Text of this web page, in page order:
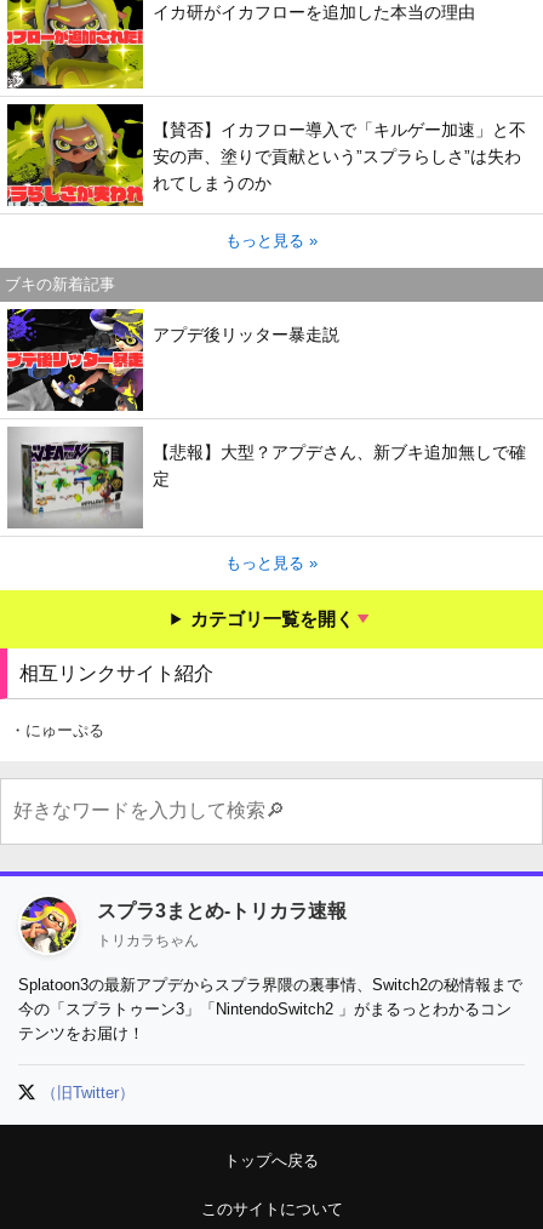
イカ研がイカフローを追加した本当の理由
【賛否】イカフロー導入で「キルゲー加速」と不
安の声、塗りで貢献という”スプラらしさ”は失わ
れてしまうのか
もっと見る »
ブキの新着記事
アプデ後リッター暴走説
【悲報】大型？アプデさん、新ブキ追加無しで確
定
もっと見る »
カテゴリ一覧を開く
相互リンクサイト紹介
・にゅーぷる
スプラ3まとめ-トリカラ速報
トリカラちゃん
Splatoon3の最新アプデからスプラ界隈の裏事情、Switch2の秘情報まで
今の「スプラトゥーン3」「NintendoSwitch2 」がまるっとわかるコン
テンツをお届け！
（旧Twitter）
トップへ戻る
このサイトについて